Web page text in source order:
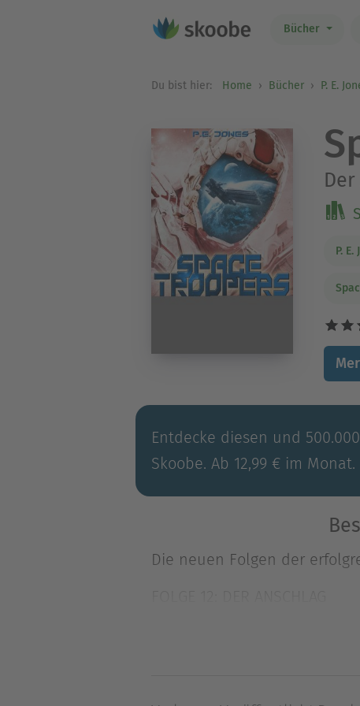
Bücher
Du bist hier: Home Bücher P. E.
P. E.
Entdecke diesen und
Skoobe. Ab 12,99 € im Monat.
Die neuen Folgen der
Auf beiden Seiten des